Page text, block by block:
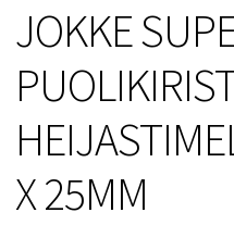
JOKKE
X 25MM